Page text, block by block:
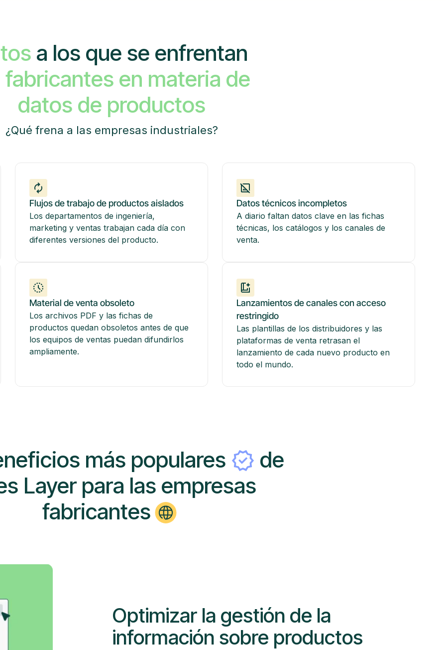
a los que se enfrentan
fabricantes en materia de
datos de productos
¿Qué frena a las empresas industriales?
Flujos de trabajo de productos aislados
Los departamentos de ingeniería,
marketing y ventas trabajan cada día con
diferentes versiones del producto.
Datos técnicos incompletos
A diario faltan datos clave en las fichas
técnicas, los catálogos y los canales de
venta.
Material de venta obsoleto
Los archivos PDF y las fichas de
productos quedan obsoletos antes de que
los equipos de ventas puedan difundirlos
ampliamente.
Lanzamientos de canales con acceso
restringido
Las plantillas de los distribuidores y las
plataformas de venta retrasan el
lanzamiento de cada nuevo producto en
todo el mundo.
más populares
de
Layer para las empresas
fabricantes
Optimizar la gestión de la
información sobre productos